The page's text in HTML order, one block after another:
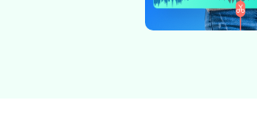
所有产品
快人一步剪辑高流量的